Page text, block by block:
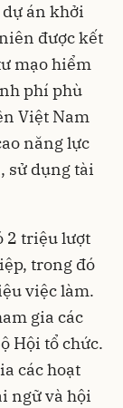
án khởi
được kết
mạo hiểm
phí phù
Việt Nam
năng lực
sử dụng tài
2 triệu lượt
trong đó
việc làm.
gia các
Hội tổ chức.
các hoạt
ngữ và hội